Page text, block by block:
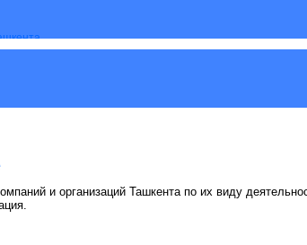
и организаций Ташкента по их виду